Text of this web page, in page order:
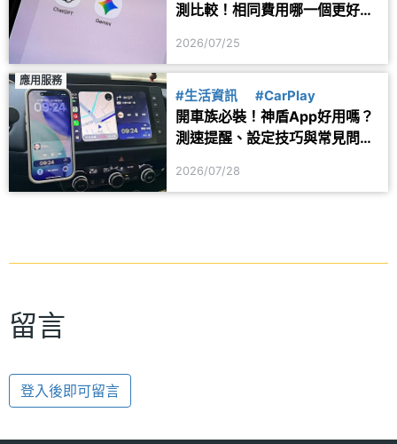
測比較！相同費用哪一個更好
2026/07/25
應用服務
#生活資訊 #CarPlay
開車族必裝！神盾App好用嗎？
測速提醒、設定技巧與常見問題
2026/07/28
留言
登入後即可留言